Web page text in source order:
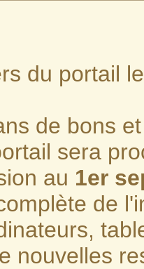
du portail
de bons
sera
au 1er
de
nouvelles